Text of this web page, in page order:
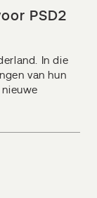
PSD2
In die
van hun